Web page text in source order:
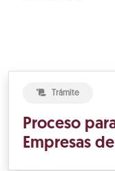
Trámite
Proceso
Empresas